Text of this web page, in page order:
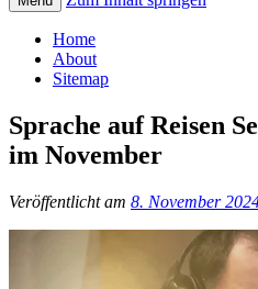
Home
About
Sitemap
Sprache auf Reisen
im November
Veröffentlicht am 8. November